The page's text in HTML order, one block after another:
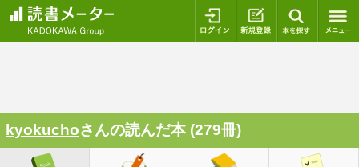
ログイン 新規登録
kyokuchoさんの読んだ本 (279冊)